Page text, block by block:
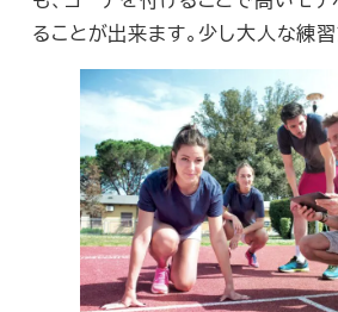
ることが出来ます。少し大人な練習